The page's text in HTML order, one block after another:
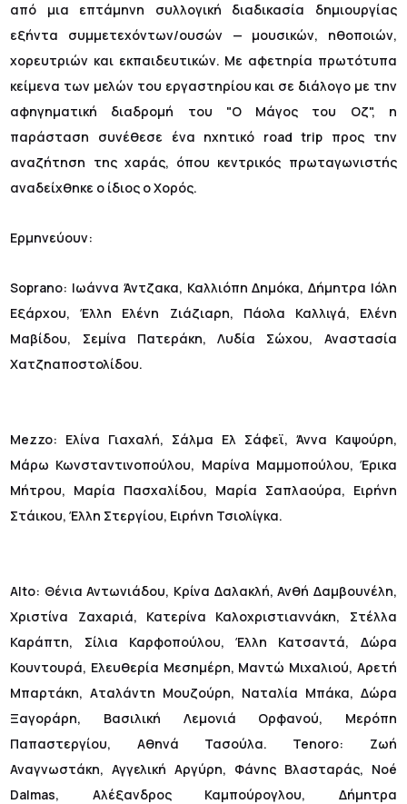
από μια επτάμηνη συλλογική διαδικασία δημιουργίας
εξήντα συμμετεχόντων/ουσών — μουσικών, ηθοποιών,
χορευτριών και εκπαιδευτικών. Με αφετηρία πρωτότυπα
κείμενα των μελών του εργαστηρίου και σε διάλογο με την
αφηγηματική διαδρομή του "Ο Μάγος του Οζ", η
παράσταση συνέθεσε ένα ηχητικό road trip προς την
αναζήτηση της χαράς, όπου κεντρικός πρωταγωνιστής
αναδείχθηκε ο ίδιος ο Χορός.
Ερμηνεύουν:
Soprano: Ιωάννα Άντζακα, Καλλιόπη Δημόκα, Δήμητρα Ιόλη
Εξάρχου, Έλλη Ελένη Ζιάζιαρη, Πάολα Καλλιγά, Ελένη
Μαβίδου, Σεμίνα Πατεράκη, Λυδία Σώχου, Αναστασία
Χατζηαποστολίδου.
Mezzo: Ελίνα Γιαχαλή, Σάλμα Ελ Σάφεϊ, Άννα Καψούρη,
Μάρω Κωνσταντινοπούλου, Μαρίνα Μαμμοπούλου, Έρικα
Μήτρου, Μαρία Πασχαλίδου, Μαρία Σαπλαούρα, Ειρήνη
Στάικου, Έλλη Στεργίου, Ειρήνη Τσιολίγκα.
Alto: Θένια Αντωνιάδου, Κρίνα Δαλακλή, Ανθή Δαμβουνέλη,
Χριστίνα Ζαχαριά, Κατερίνα Καλοχριστιαννάκη, Στέλλα
Καράπτη, Σίλια Καρφοπούλου, Έλλη Κατσαντά, Δώρα
Κουντουρά, Ελευθερία Μεσημέρη, Μαντώ Μιχαλιού, Αρετή
Μπαρτάκη, Αταλάντη Μουζούρη, Ναταλία Μπάκα, Δώρα
Ξαγοράρη, Βασιλική Λεμονιά Ορφανού, Μερόπη
Παπαστεργίου, Αθηνά Τασούλα. Tenoro: Ζωή
Αναγνωστάκη, Αγγελική Αργύρη, Φάνης Βλασταράς, Noé
Dalmas, Αλέξανδρος Καμπούρογλου, Δήμητρα